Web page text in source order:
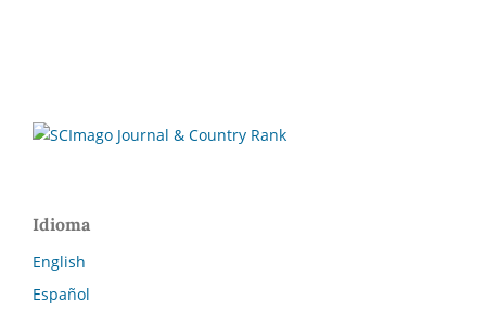
Idioma
English
Español